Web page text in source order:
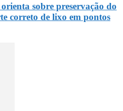
sobre preservação do
correto de lixo em pontos